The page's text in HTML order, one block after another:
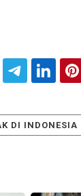
DI INDONESIA